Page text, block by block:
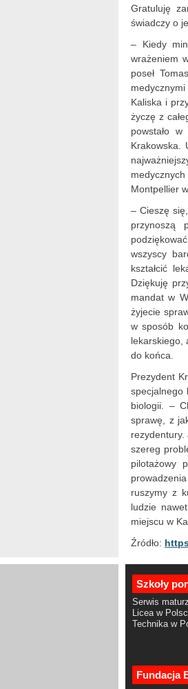
Gratuluję
świadczy o
– Kiedy
wrażeniem
poseł
Kaliska i
życzę z
powstało
Krakowska.
Montpellier
– Cieszę
przynoszą
wszyscy
kształcić
Dziękuję
mandat w
żyjecie
w sposób
lekarskiego,
do końca.
Prezydent
specjalnego
biologii. –
sprawę, z
rezydentury.
szereg
pilotażowy
ruszymy z
ludzie
miejscu w
Źródło:
Szkoły
Serwis
Licea w
Technika w
Fundacja